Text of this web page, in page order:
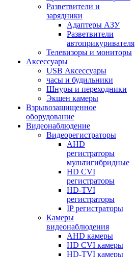
Разветвители и
зарядники
Адаптеры АЗУ
Разветвители
автоприкуривателя
Телевизоры и мониторы
Аксессуары
USB Аксессуары
часы и будильники
Шнуры и переходники
Экшен камеры
Взрывозащищенное
оборудование
Видеонаблюдение
Видеорегистраторы
AHD
регистраторы
мультигибридные
HD CVI
регистраторы
HD-TVI
регистраторы
IP регистраторы
Камеры
видеонаблюдения
AHD камеры
HD CVI камеры
HD-TVI камеры